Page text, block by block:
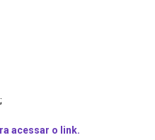
acessar o link.